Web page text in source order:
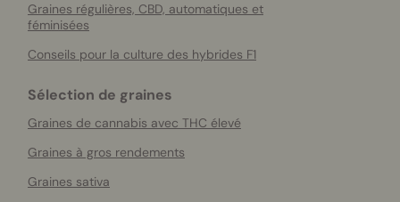
Graines régulières, CBD, automatiques et
féminisées
Conseils pour la culture des hybrides F1
Sélection de graines
Graines de cannabis avec THC élevé
Graines à gros rendements
Graines sativa